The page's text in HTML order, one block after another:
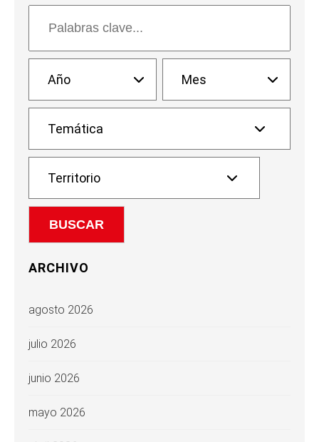
ARCHIVO
agosto 2026
julio 2026
junio 2026
mayo 2026